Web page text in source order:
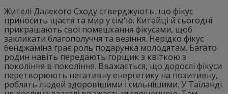
Жителі Далекого Сходу стверджують, що фікус
приносить щастя та мир у сім'ю. Китайці й сьогодні
прикрашають свої помешкання фікусами, щоб
закликати благополуччя та везіння. Нерідко фікус
бенджаміна грає роль подарунка молодятам. Багато
родин навіть передають горщик з квіткою з
покоління в покоління. Вважається, що дорослі фікуси
перетворюють негативну енергетику на позитивну,
роблять людей здоровішими і сильнішими. У Таїланді